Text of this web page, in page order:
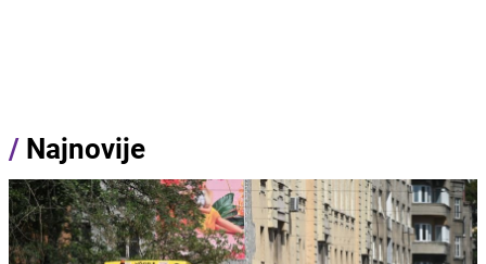
/ Najnovije